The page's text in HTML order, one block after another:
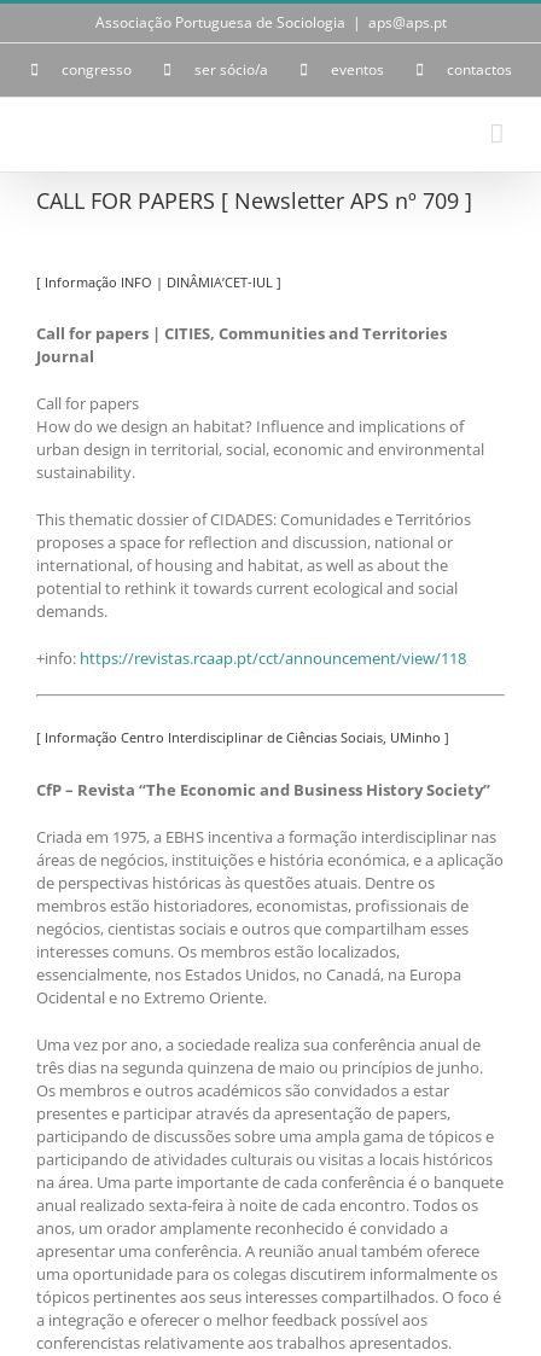
Skip
Associação Portuguesa de Sociologia | aps@aps.pt
congresso ser sócio/a eventos contactos
CALL FOR PAPERS [ Newsletter APS nº 709 ]
[ Informação INFO | DINÂMIA’CET-IUL ]
Call for papers | CITIES, Communities and Territories
Journal
Call for papers
How do we design an habitat? Influence and implications of
urban design in territorial, social, economic and environmental
sustainability.
This thematic dossier of CIDADES: Comunidades e Territórios
proposes a space for reflection and discussion, national or
international, of housing and habitat, as well as about the
potential to rethink it towards current ecological and social
demands.
+info: https://revistas.rcaap.pt/cct/announcement/view/118
[ Informação Centro Interdisciplinar de Ciências Sociais, UMinho ]
CfP – Revista “The Economic and Business History Society”
Criada em 1975, a EBHS incentiva a formação interdisciplinar nas
áreas de negócios, instituições e história económica, e a aplicação
de perspectivas históricas às questões atuais. Dentre os
membros estão historiadores, economistas, profissionais de
negócios, cientistas sociais e outros que compartilham esses
interesses comuns. Os membros estão localizados,
essencialmente, nos Estados Unidos, no Canadá, na Europa
Ocidental e no Extremo Oriente.
Uma vez por ano, a sociedade realiza sua conferência anual de
três dias na segunda quinzena de maio ou princípios de junho.
Os membros e outros académicos são convidados a estar
presentes e participar através da apresentação de papers,
participando de discussões sobre uma ampla gama de tópicos e
participando de atividades culturais ou visitas a locais históricos
na área. Uma parte importante de cada conferência é o banquete
anual realizado sexta-feira à noite de cada encontro. Todos os
anos, um orador amplamente reconhecido é convidado a
apresentar uma conferência. A reunião anual também oferece
uma oportunidade para os colegas discutirem informalmente os
tópicos pertinentes aos seus interesses compartilhados. O foco é
a integração e oferecer o melhor feedback possível aos
conferencistas relativamente aos trabalhos apresentados.